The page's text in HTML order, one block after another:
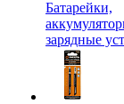
Батарейки,
зарядные